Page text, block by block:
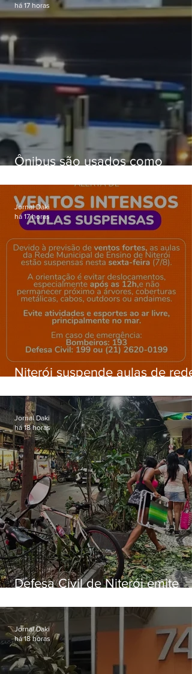
Ônibus são usados como
Gardênia Azul
há 17 horas
Niterói suspende aulas de rede
ventos fortes nesta sexta (7)
Jornal Daki
há 17 horas
Defesa Civil de Niterói emite
sexta-feira (07)
Jornal Daki
há 18 horas
Jornal Daki
há 18 horas